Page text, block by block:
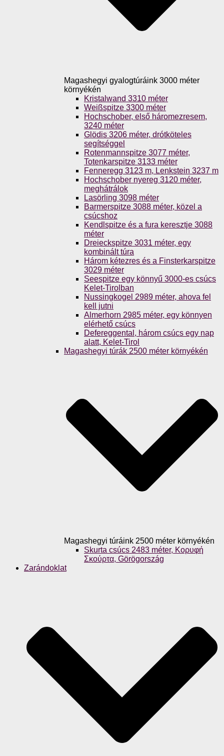
Magashegyi gyalogtúráink 3000 méter
környékén
Kristalwand 3310 méter
Weißspitze 3300 méter
Hochschober, első háromezresem,
3240 méter
Glödis 3206 méter, drótköteles
segítséggel
Rotenmannspitze 3077 méter,
Totenkarspitze 3133 méter
Fenneregg 3123 m, Lenkstein 3237 m
Hochschober nyereg 3120 méter,
meghátrálok
Lasörling 3098 méter
Barmerspitze 3088 méter, közel a
csúcshoz
Kendlspitze és a fura keresztje 3088
méter
Dreieckspitze 3031 méter, egy
kombinált túra
Három kétezres és a Finsterkarspitze
3029 méter
Seespitze egy könnyű 3000-es csúcs
Kelet-Tirolban
Nussingkogel 2989 méter, ahova fel
kell jutni
Almerhorn 2985 méter, egy könnyen
elérhető csúcs
Defereggental, három csúcs egy nap
alatt, Kelet-Tirol
Magashegyi túrák 2500 méter környékén
Magashegyi túráink 2500 méter környékén
Skurta csúcs 2483 méter, Κορυφή
Σκούρτα, Görögország
Zarándoklat